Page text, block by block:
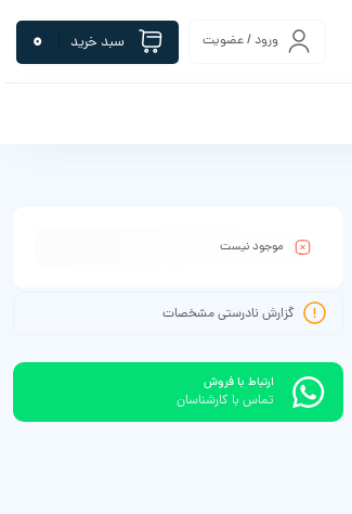
ورود / عضویت سبد خرید 0
موجود نیست
گزارش نادرستی مشخصات
ارتباط با فروش
تماس با کارشناسان